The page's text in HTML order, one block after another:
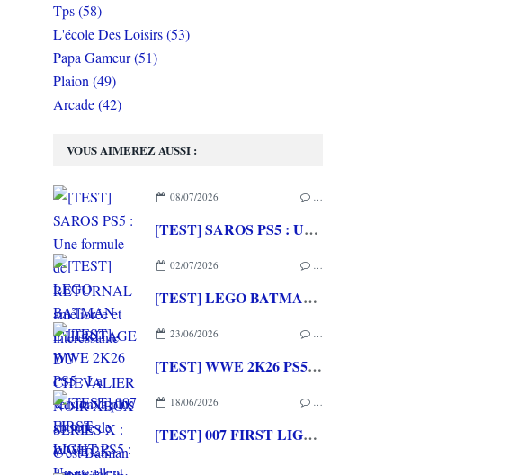
VOUS AIMEREZ AUSSI :
08/07/2026 …
[TEST] SAROS PS5 : Une formule de RETURNAL améliorée et interessante
02/07/2026 …
[TEST] LEGO BATMAN L'HERITAGE DU CHEVALIER NOIR XBOX SERIES X : C'est Batman Arkham City en LEGO!
23/06/2026 …
[TEST] WWE 2K26 PS5 : La version la plus aboutie de WWE 2K depuis la pause
18/06/2026 …
[TEST] 007 FIRST LIGHT PS5 : Un excellent épisode original de James Bond avec le savoir-faire de IO INTERACTIVE
Tps (58)
L'école Des Loisirs (53)
Papa Gameur (51)
Plaion (49)
Arcade (42)